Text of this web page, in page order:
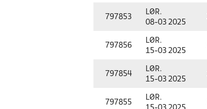
797853
LØR.
08-03 2025
797856
LØR.
15-03 2025
797854
LØR.
15-03 2025
797855
LØR.